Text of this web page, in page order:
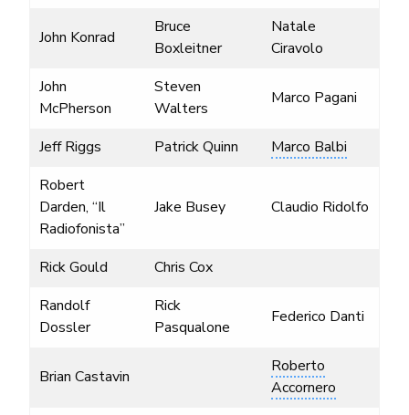
John Konrad
Bruce
Boxleitner
Natale
Ciravolo
John
McPherson
Steven
Walters
Marco Pagani
Jeff Riggs Patrick Quinn
Marco Balbi
Robert
Darden, “Il
Radiofonista”
Jake Busey Claudio Ridolfo
Rick Gould
Chris Cox
Randolf
Dossler
Rick
Pasqualone
Federico Danti
Brian Castavin
Roberto
Accornero